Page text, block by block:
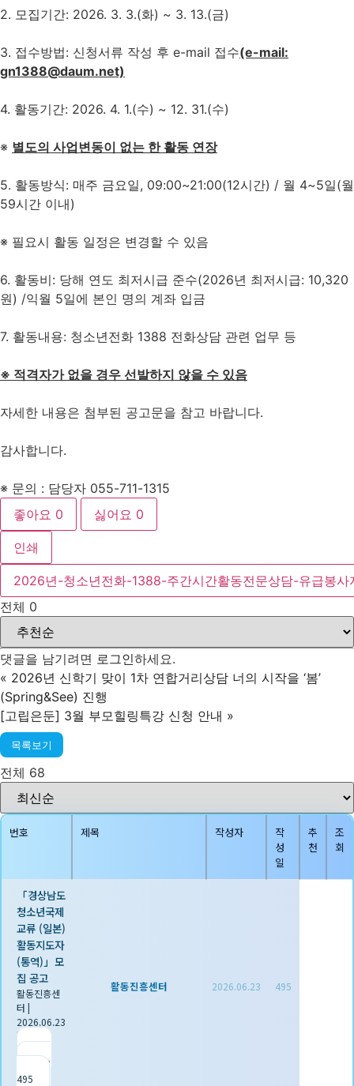
2. 모집기간: 2026. 3. 3.(화) ~ 3. 13.(금)
3. 접수방법: 신청서류 작성 후 e-mail 접수(e-mail:
gn1388@daum.net)
4. 활동기간: 2026. 4. 1.(수) ~ 12. 31.(수)
※ 별도의 사업변동이 없는 한 활동 연장
5. 활동방식: 매주 금요일, 09:00~21:00(12시간) / 월 4~5일(월
59시간 이내)
※ 필요시 활동 일정은 변경할 수 있음
6. 활동비: 당해 연도 최저시급 준수(2026년 최저시급: 10,320
원) /익월 5일에 본인 명의 계좌 입금
7. 활동내용: 청소년전화 1388 전화상담 관련 업무 등
※ 적격자가 없을 경우 선발하지 않을 수 있음
자세한 내용은 첨부된 공고문을 참고 바랍니다.
감사합니다.
※ 문의 : 담당자 055-711-1315
좋아요 0 싫어요 0
인쇄
2026년-청소년전화-1388-주간시간활동전문상담-유급봉
전체 0
댓글을 남기려면 로그인하세요.
« 2026년 신학기 맞이 1차 연합거리상담 너의 시작을 ‘봄’
(Spring&See) 진행
[고립은둔] 3월 부모힐링특강 신청 안내 »
목록보기
전체 68
번호 제목 작성자
작
성
일
추
천
조
회
「경상남도
청소년국제
교류 (일본)
활동지도자
(통역)」모
집 공고
활동진흥센
터 |
2026.06.23
|
조회
495
활동진흥센터 2026.06.23 495